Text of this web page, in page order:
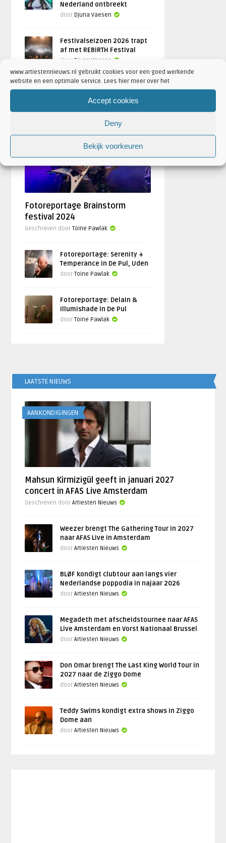
www.artiestennieuws.nl gebruikt cookies voor een goed werkende
website en een optimale service. Lees hier meer over het
Accept cookies
Deny
Bekijk voorkeuren
Nederland ontbreekt
door Djuna Vaesen
Festivalseizoen 2026 trapt
af met REBiRTH Festival
door Djuna Vaesen
Fotoreportage Brainstorm
festival 2024
Geschreven doorToine Pawlak
Fotoreportage: Serenity +
Temperance in De Pul, Uden
doorToine Pawlak
Fotoreportage: Delain &
Illumishade in De Pul
doorToine Pawlak
LAATSTE NIEUWS
AANKONDIGINGEN
Mahsun Kirmizigül geeft in januari 2027
concert in AFAS Live Amsterdam
Geschreven doorArtiesten Nieuws
Weezer brengt The Gathering Tour in 2027
naar AFAS Live in Amsterdam
doorArtiesten Nieuws
BLØF kondigt clubtour aan langs vier
Nederlandse poppodia in najaar 2026
doorArtiesten Nieuws
Megadeth met afscheidstournee naar AFAS
Live Amsterdam en Vorst Nationaal Brussel
doorArtiesten Nieuws
Don Omar brengt The Last King World Tour in
2027 naar de Ziggo Dome
doorArtiesten Nieuws
Teddy Swims kondigt extra shows in Ziggo
Dome aan
doorArtiesten Nieuws